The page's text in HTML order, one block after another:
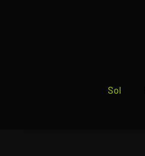
Sol